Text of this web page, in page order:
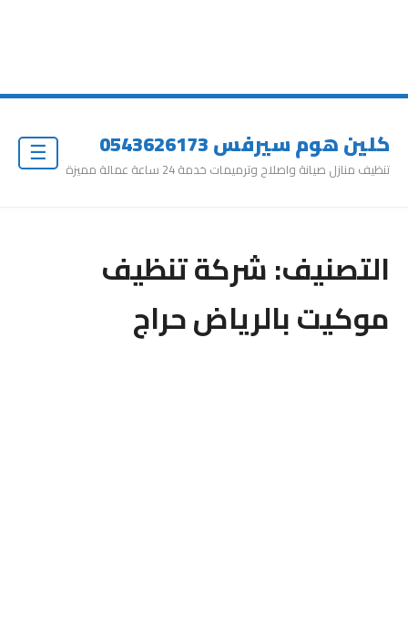
كلين هوم سيرفس 0543626173
تنظيف منازل صيانة واصلاح وترميمات خدمة 24 ساعة عمالة مميزة
التصنيف:شركة تنظيف
موكيت بالرياض حراج